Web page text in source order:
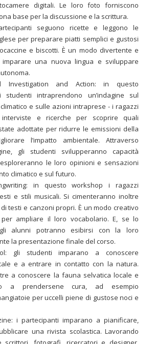
digitali. Le loro foto forniscono
base per la discussione e la scrittura.
seguono ricette e leggono le
per preparare piatti semplici e gustosi
e biscotti. È un modo divertente e
una nuova lingua e sviluppare
Investigation and Action: in questo
studenti intraprendono un’indagine sul
e sulle azioni intraprese - i ragazzi
interviste e ricerche per scoprire quali
adottate per ridurre le emissioni della
l’impatto ambientale. Attraverso
gli studenti svilupperanno capacità
le loro opinioni e sensazioni
climatico e sul futuro.
in questo workshop i ragazzi
e stili musicali. Si cimenteranno inoltre
testi e canzoni propri. È un modo creativo
ampliare il loro vocabolario. E, se lo
alunni potranno esibirsi con la loro
la presentazione finale del corso.
gli studenti imparano a conoscere
e a entrare in contatto con la natura.
a conoscere la fauna selvatica locale e
a prendersene cura, ad esempio
per uccelli piene di gustose noci e
i partecipanti imparano a pianificare,
una rivista scolastica. Lavorando